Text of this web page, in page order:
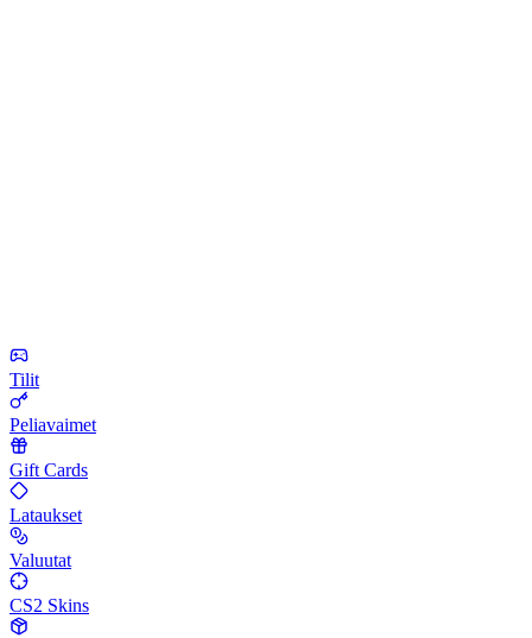
Tilit
Peliavaimet
Gift Cards
Lataukset
Valuutat
CS2 Skins